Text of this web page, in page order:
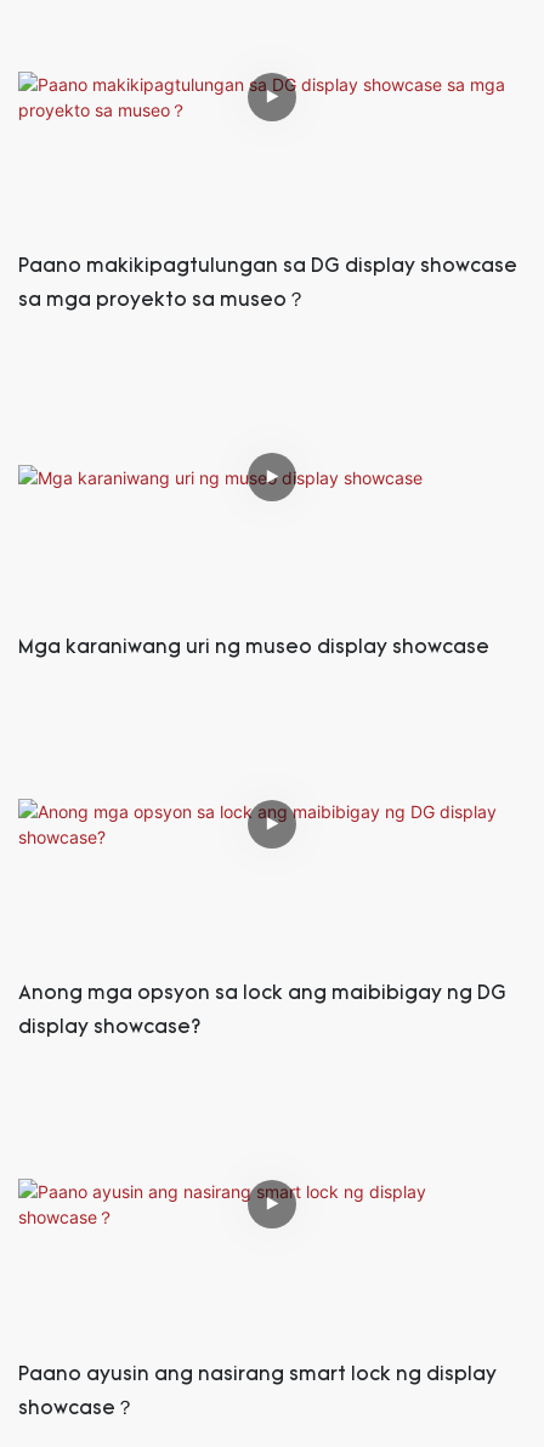
Paano makikipagtulungan sa DG display showcase
sa mga proyekto sa museo？
Mga karaniwang uri ng museo display showcase
Anong mga opsyon sa lock ang maibibigay ng DG
display showcase?
Paano ayusin ang nasirang smart lock ng display
showcase？